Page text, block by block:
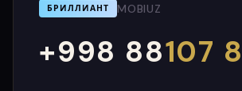
UZ УЗ
БРИЛЛИАНТ MOBIUZ
+998 88107
000
999